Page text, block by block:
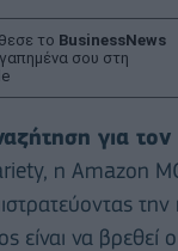
το BusinessNews
σου στη
για
η Amazon
είναι να